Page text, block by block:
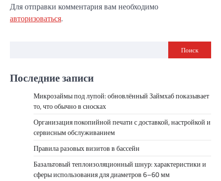
Для отправки комментария вам необходимо
авторизоваться.
Поиск
Последние записи
Микрозаймы под лупой: обновлённый Займхаб показывает
то, что обычно в сносках
Организация покопийной печати с доставкой, настройкой и
сервисным обслуживанием
Правила разовых визитов в бассейн
Базальтовый теплоизоляционный шнур: характеристики и
сферы использования для диаметров 6–60 мм